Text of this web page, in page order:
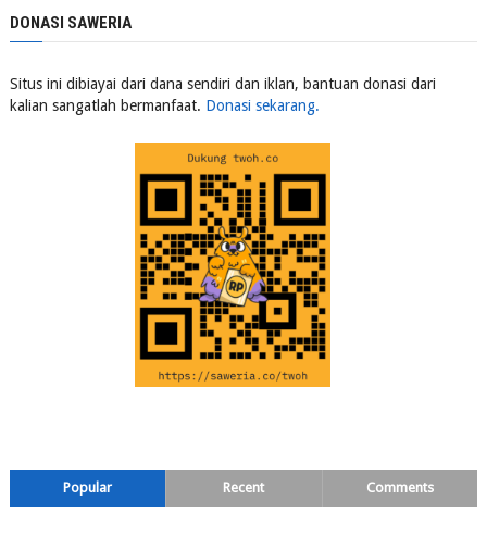
DONASI SAWERIA
Situs ini dibiayai dari dana sendiri dan iklan, bantuan donasi dari
kalian sangatlah bermanfaat. Donasi sekarang.
Popular Recent Comments